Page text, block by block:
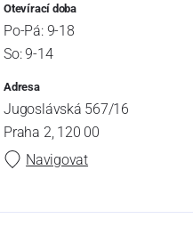
Otevírací doba
Po-Pá: 9-18
So: 9-14
Adresa
Jugoslávská 567/16
Praha 2, 120 00
Navigovat